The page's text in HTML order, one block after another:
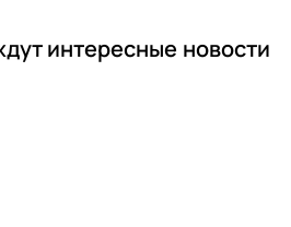
интересные новости